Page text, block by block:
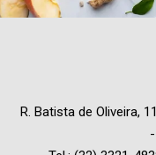
R. Batista de Oliveira,